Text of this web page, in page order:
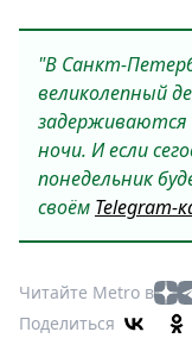
"В Санкт-
великолепный
задерживаются
ночи. И если
понедельник
своём Telegram-
Читайте Metro в
Поделиться